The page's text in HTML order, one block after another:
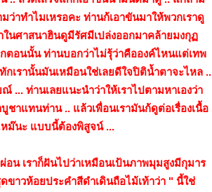
ว่าทำไมเหรอคะ ท่านก้เอาขันมาให้พวกเราดู
นศาสนาฮินดูมีรัศมีเปล่งออกมาคล้ายมงกุฏ
ตอนนั้น ท่านบอกว่าไม่รุ้ว่าคือองค์ไหนแต่เทพ
รานั้นมันเหมือนใช่เลยดีใจปิติน้ำตาจะไหล ..
... ท่านเลยแนะนำว่าให้เราไปตามหาเองว่า
ชาแทนท่าน .. แล้วเพื่อนเรามันก้ดูต่อเรื่องเนื้อ
หม๊นะ แบบนี้ต้องพิสูจน์ ...
น เราก็ฝันไปว่าเหมือนเป้นภาพมุมสูงมีกุมาร
าวห้อยประคำสีดำเดินถือไม้เท้าว่า " นี้ใช่